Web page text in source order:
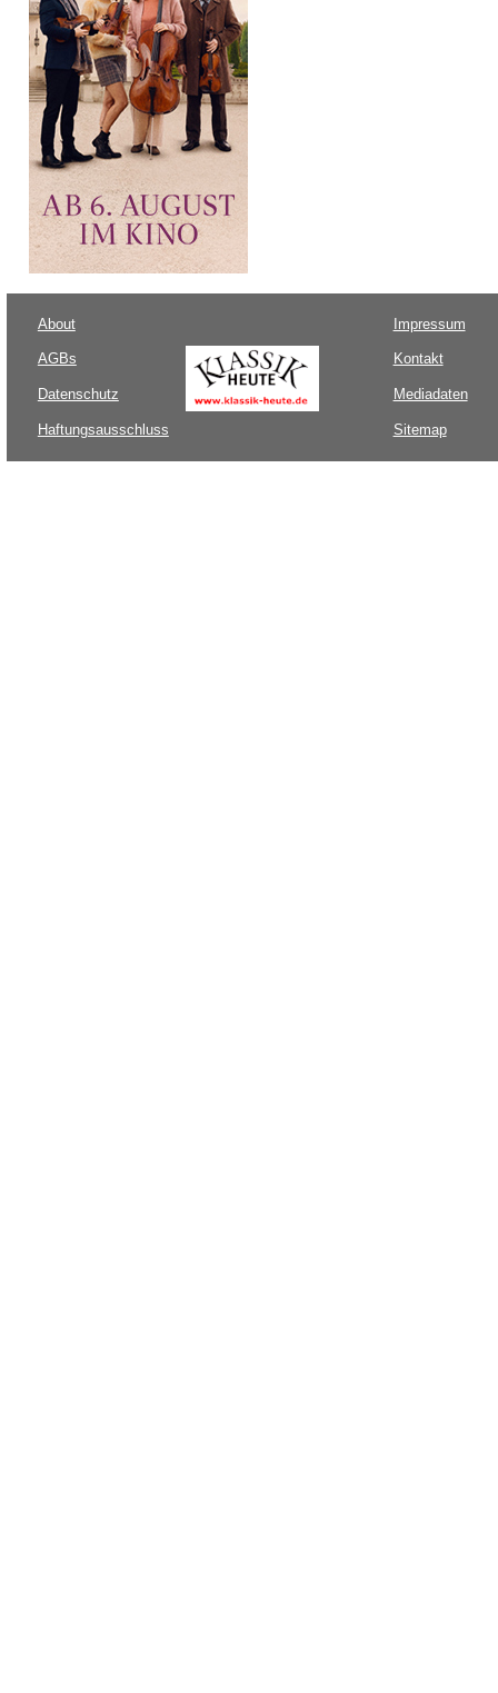
About
AGBs
Datenschutz
Haftungsausschluss
Impressum
Kontakt
Mediadaten
Sitemap